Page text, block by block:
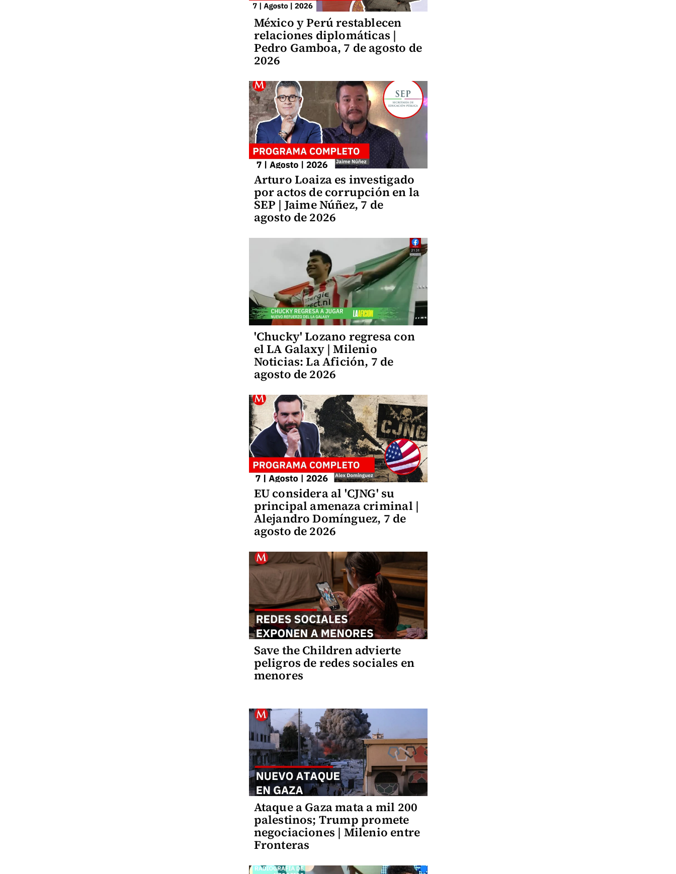
México y Perú restablecen
relaciones diplomáticas |
Pedro Gamboa, 7 de agosto de
2026
Arturo Loaiza es investigado
por actos de corrupción en la
SEP | Jaime Núñez, 7 de
agosto de 2026
'Chucky' Lozano regresa con
el LA Galaxy | Milenio
Noticias: La Afición, 7 de
agosto de 2026
EU considera al 'CJNG' su
principal amenaza criminal |
Alejandro Domínguez, 7 de
agosto de 2026
Save the Children advierte
peligros de redes sociales en
menores
Ataque a Gaza mata a mil 200
palestinos; Trump promete
negociaciones | Milenio entre
Fronteras